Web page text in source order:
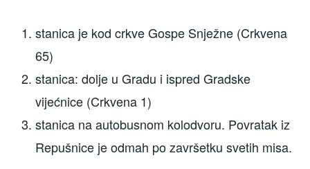
stanica je kod crkve Gospe Snježne (Crkvena
65)
stanica: dolje u Gradu i ispred Gradske
vijećnice (Crkvena 1)
stanica na autobusnom kolodvoru. Povratak iz
Repušnice je odmah po završetku svetih misa.